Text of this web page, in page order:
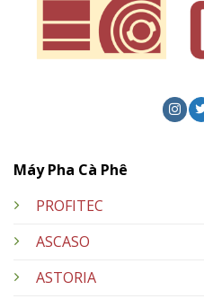
Máy Pha Cà Phê
PROFITEC
ASCASO
ASTORIA